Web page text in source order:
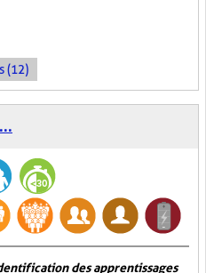
(12)
des apprentissages